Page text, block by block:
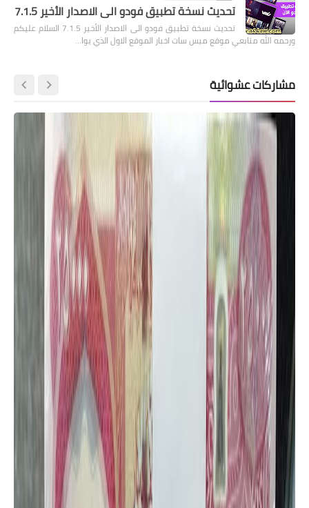
تحديث نسخة تطبيق فودو الى الاصدار الأخير 7.1.5
تحديث نسخة تطبيق فودو الى الاصدار الأخير 7.1.5 السلام عليكم
ورحمه الله متابعي موقع ميس سات اخبار الموقع الاول الذي يوا…
مشاركات عشوائية